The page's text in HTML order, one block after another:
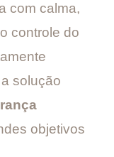
com calma,
controle do
solução
objetivos